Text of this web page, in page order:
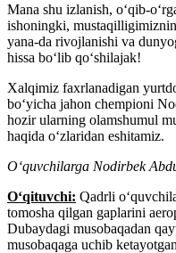
Mana shu izlanish, oʻqib-
ishoningki,
yana-da rivojlanishi va
hissa boʻlib qoʻshilajak!
Xalqimiz faxrlanadigan
boʻyicha jahon chempioni
hozir ularning olamshumul
haqida oʻzlaridan eshitamiz.
Oʻquvchilarga Nodirbek
Oʻqituvchi: Qadrli
tomosha qilgan gaplarini
Dubaydagi musobaqadan
musobaqaga uchib